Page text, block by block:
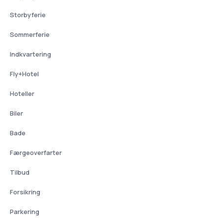
Storbyferie
Sommerferie
Indkvartering
Fly+Hotel
Hoteller
Biler
Bade
Færgeoverfarter
Tilbud
Forsikring
Parkering